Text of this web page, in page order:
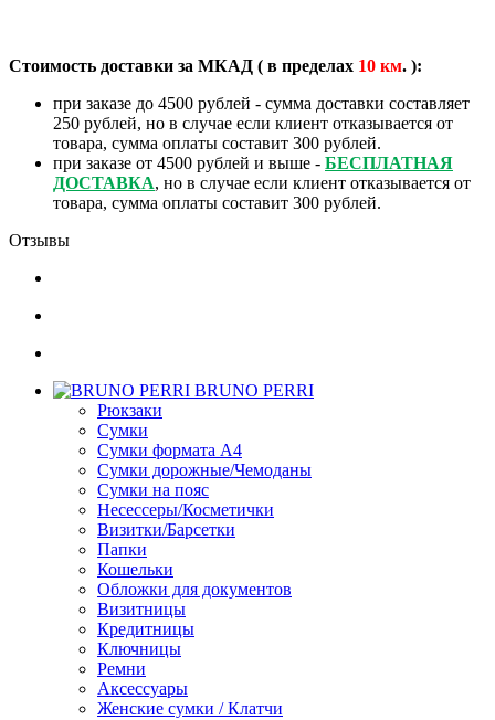
Стоимость доставки за МКАД ( в пределах 10 км. ):
при заказе до 4500 рублей - сумма доставки составляет
250 рублей, но в случае если клиент отказывается от
товара, сумма оплаты составит 300 рублей.
при заказе от 4500 рублей и выше - БЕСПЛАТНАЯ
ДОСТАВКА, но в случае если клиент отказывается от
товара, сумма оплаты составит 300 рублей.
Отзывы
BRUNO PERRI
Рюкзаки
Сумки
Сумки формата А4
Сумки дорожные/Чемоданы
Сумки на пояс
Несессеры/Косметички
Визитки/Барсетки
Папки
Кошельки
Обложки для документов
Визитницы
Кредитницы
Ключницы
Ремни
Аксессуары
Женские сумки / Клатчи